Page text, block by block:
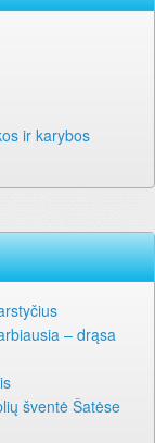
ir karybos
– drąsa
šventė Šatėse